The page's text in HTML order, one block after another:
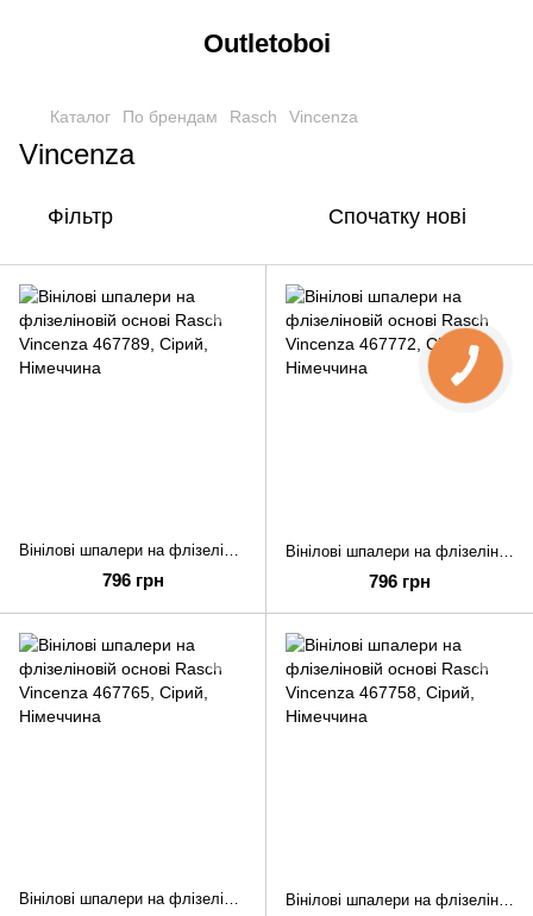
Outletoboi
Каталог По брендам Rasch Vincenza
Vincenza
Фільтр Спочатку нові
Вінілові шпалери на флізеліновій основі Rasch Vincenza 467789
796 грн
Вінілові шпалери на флізеліновій основі Rasch Vincenza 467772
796 грн